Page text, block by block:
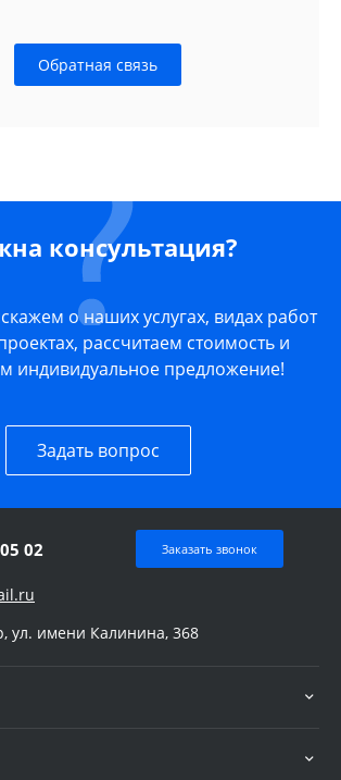
Обратная связь
консультация?
о наших услугах, видах работ
рассчитаем стоимость и
индивидуальное предложение!
Задать вопрос
02 Заказать звонок
ул. имени Калинина, 368